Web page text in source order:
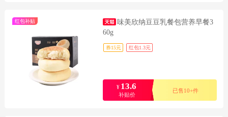
红包补贴
味美欣纳豆豆乳餐包营养早餐3
60g
券15元 红包1.3元
¥ 13.6
补贴价
已售10+件